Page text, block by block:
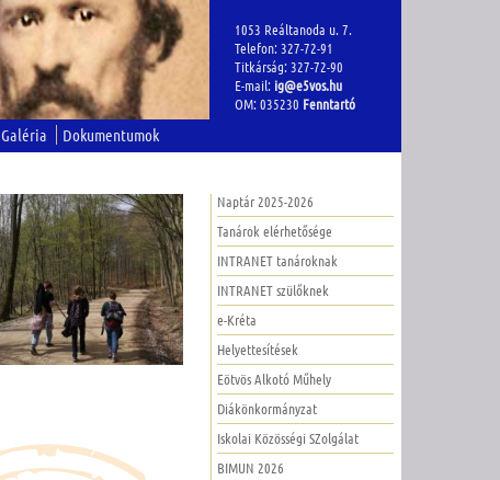
1053 Reáltanoda u. 7.
Telefon: 327-72-91
Titkárság: 327-72-90
E-mail: ig@e5vos.hu
OM: 035230 Fenntartó
Galéria Dokumentumok
Naptár 2025-2026
Tanárok elérhetősége
INTRANET tanároknak
INTRANET szülőknek
e-Kréta
Helyettesítések
Eötvös Alkotó Műhely
Diákönkormányzat
Iskolai Közösségi SZolgálat
BIMUN 2026